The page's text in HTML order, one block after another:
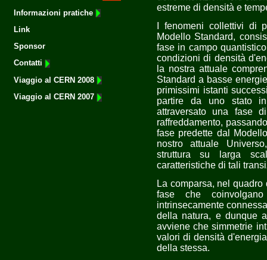
Informazioni pratiche
Link
Sponsor
Contatti
Viaggio al CERN 2008
Viaggio al CERN 2007
estreme di densità e
I fenomeni collettivi di
Modello Standard,
fase in campo
condizioni di densità
la nostra attuale
Standard a basse
primissimi istanti
partire da uno stato
attraversato una fase
raffreddamento,
fase predette dal
nostro attuale
struttura su larga
caratteristiche di tali
La comparsa, nel
fase che
intrinsecamente
della natura, e dunque
avviene che simmetrie
valori di densità
della stessa.